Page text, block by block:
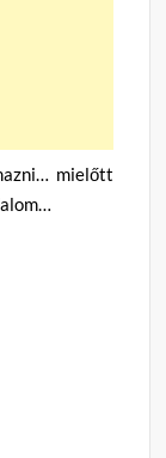
mielőtt